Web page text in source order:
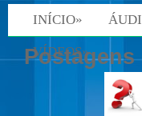
INÍCIO»
VÍDEOS»
Postagens